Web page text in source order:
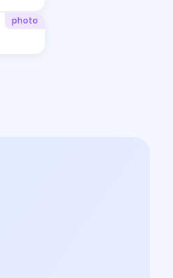
photo